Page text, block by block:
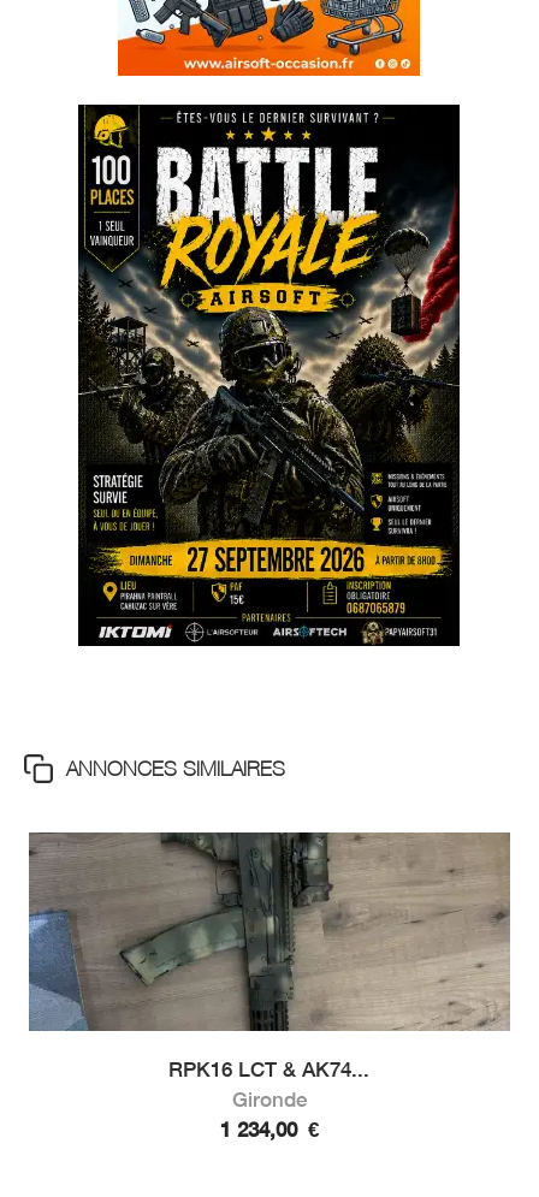
ANNONCES SIMILAIRES
RPK16 LCT & AK74...
Gironde
1 234,00 €